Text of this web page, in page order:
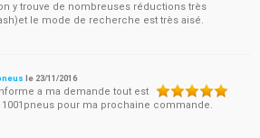
y trouve de nombreuses réductions très
le mode de recherche est très aisé.
le 23/11/2016
a ma demande tout est
pour ma prochaine commande.